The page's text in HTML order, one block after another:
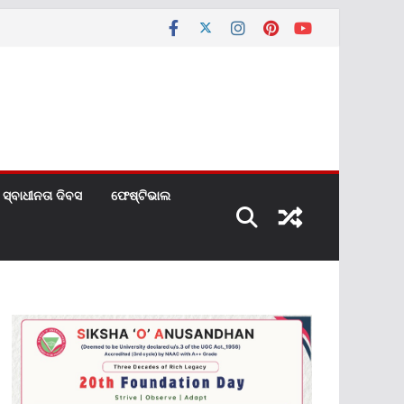
ସ୍ବାଧୀନତା ଦିବସ ଫେଷ୍ଟିଭାଲ